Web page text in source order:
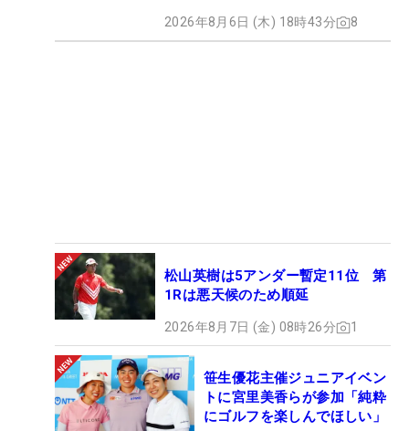
2026年8月6日 (木) 18時43分 8
松山英樹は5アンダー暫定11位 第
1Rは悪天候のため順延
2026年8月7日 (金) 08時26分 1
笹生優花主催ジュニアイベン
トに宮里美香らが参加「純粋
にゴルフを楽しんでほしい」